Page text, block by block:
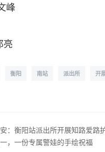
峰
亮
衡阳 南站 派出所 开
：衡阳站派出所开展知路爱路
，一份专属警娃的手绘祝福